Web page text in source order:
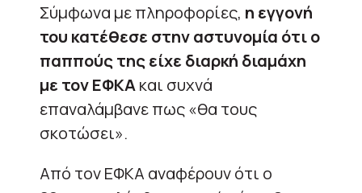
Σύμφωνα με πληροφορίες, η εγγονή
του κατέθεσε στην αστυνομία ότι ο
παππούς της είχε διαρκή διαμάχη
με τον ΕΦΚΑκαι συχνά
επαναλάμβανε πως «θα τους
σκοτώσει».
Από τον ΕΦΚΑ αναφέρουν ότι ο